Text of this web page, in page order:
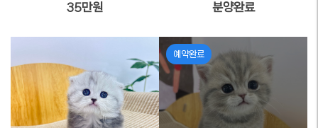
35만원
분양완료
예약완료